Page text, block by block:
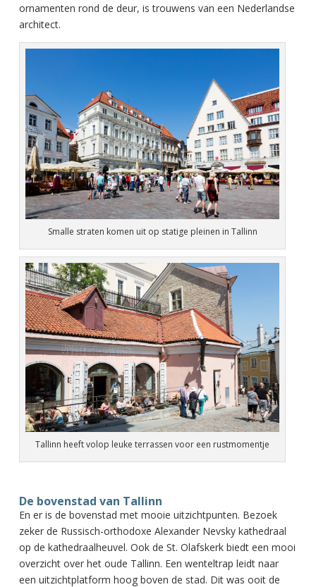
ornamenten rond de deur, is trouwens van een Nederlandse
architect.
Smalle straten komen uit op statige pleinen in Tallinn
Tallinn heeft volop leuke terrassen voor een rustmomentje
De bovenstad van Tallinn
En er is de bovenstad met mooie uitzichtpunten. Bezoek
zeker de Russisch-orthodoxe Alexander Nevsky kathedraal
op de kathedraalheuvel. Ook de St. Olafskerk biedt een mooi
overzicht over het oude Tallinn. Een wenteltrap leidt naar
een uitzichtplatform hoog boven de stad. Dit was ooit de